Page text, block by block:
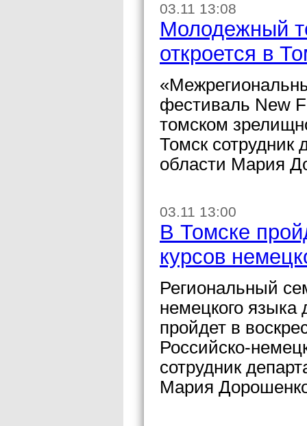
03.11 13:08
Молодежный
откроется в
фестиваль New
томском
Томск сотрудник
области Мария
03.11 13:00
В Томске
курсов
Региональный
немецкого
пройдет в
Российско-
сотрудник
Мария